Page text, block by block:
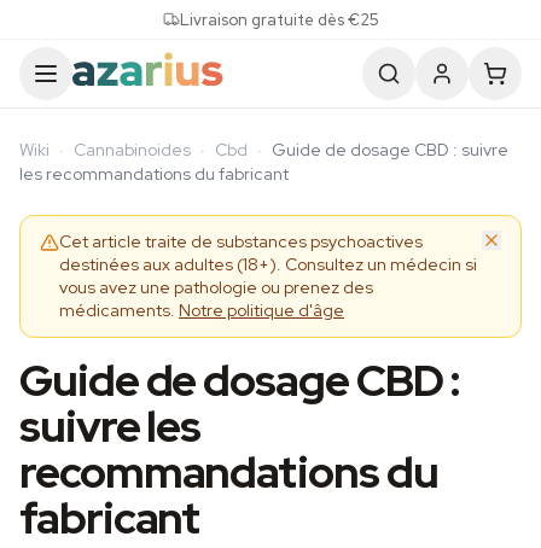
Livraison gratuite dès €25
Wiki · Cannabinoides · Cbd · Guide de dosage CBD : suivre
les recommandations du fabricant
Cet article traite de substances psychoactives
destinées aux adultes (18+). Consultez un médecin si
vous avez une pathologie ou prenez des
médicaments. Notre politique d'âge
Guide de dosage CBD :
suivre les
recommandations du
fabricant